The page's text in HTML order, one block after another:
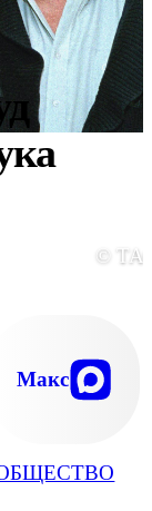
©
Макс